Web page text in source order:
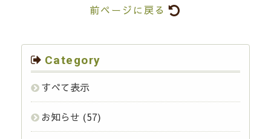
前ページに戻る
Category
すべて表示
お知らせ (57)